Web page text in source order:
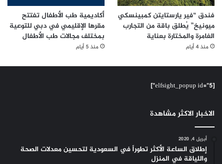
فندق “فير يارستايتن كمبينسكي
ميونيخ” يُطلق باقة من التجارب
الغامرة والمختارة بعناية
منذ 4 أيام
أكاديمية طب الأطفال تفتتح
مقرها الإقليمي في دبي للتوعية
بمختلف مجالات طب الأطفال
منذ 5 أيام
[elfsight_popup id="5"]
الاخبار الاكثر مشاهدة
أبريل 4, 2020
إطلاق الساعة الأكثر تطوراً في السعودية لتحسين معدلات الصحة
واللياقة في المنزل